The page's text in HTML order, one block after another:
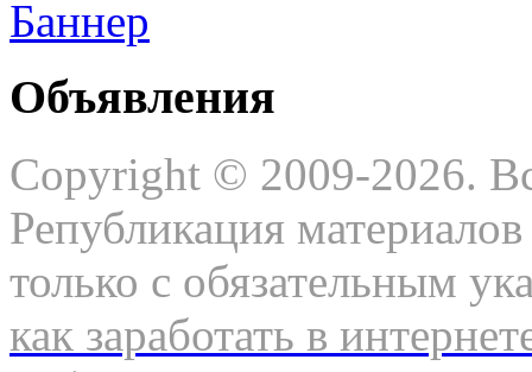
Объявления
Copyright © 2009-2026.
Републикация
только с обязательным
как заработать в